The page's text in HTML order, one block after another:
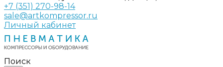
+7 (351) 270-98-14
sale@artkompressor.ru
Личный кабинет
Поиск